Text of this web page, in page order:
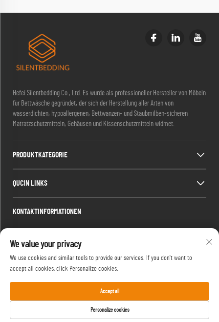
Hefei Silentbedding Co., Ltd. Es wurde als professioneller Hersteller von Möbeln
für Bettwäsche gegründet, der sich der Herstellung aller Arten von
wasserdichten, hypoallergenen, Bettwanzen- und Staubmilben-sicheren
Matratzschutzmitteln, Gehäusen und Kissenschutzmitteln widmet.
PRODUKTKATEGORIE
QUCIN LINKS
KONTAKTINFORMATIONEN
Road, Gaoxin District, Hefei, Anhui, China
E-Mail:[email protected]
Tel.:13917680554
Urheberrecht © 2024 by Hefei Silentbedding Co.,
Datenschutzrichtlinie
We value your privacy
We use cookies and similar tools to provide our services. If you don't want to
accept all cookies, click Personalize cookies.
Personalize cookies
Accept all